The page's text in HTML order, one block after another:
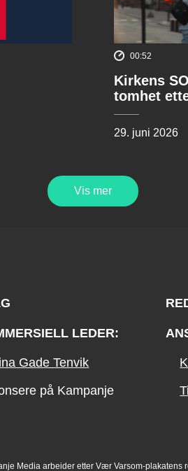
00:52
Kirkens
tomhet
29. juni 2026
Vis mer
LEDER:
Gade Tenvik
på Kampanje
Media arbeider etter Vær Varsom-plakatens